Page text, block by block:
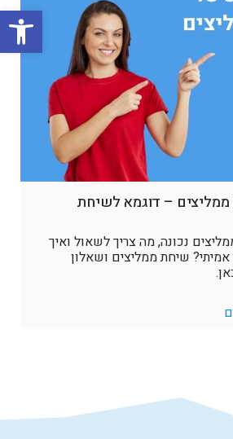
– דוגמא לשיחת
נכונה, מה צריך לשאול ואיך
שיחת ממליצים ושאלון
פתח